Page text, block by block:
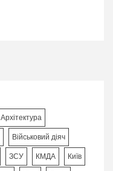
Архітектура
Військовий діяч
ЗСУ КМДА Київ